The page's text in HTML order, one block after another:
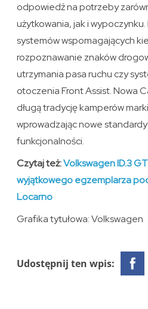
odpowiedź na potrzeby
użytkowania, jak i
systemów wspomagających
rozpoznawanie znaków
utrzymania pasa ruchu czy
otoczenia Front Assist. Nowa
długą tradycję kamperów
wprowadzając nowe
funkcjonalności.
Czytaj też:Volkswagen ID.3
wyjątkowego egzemplarza
Locarno
Grafika tytułowa: Volkswagen
Udostępnij ten wpis: